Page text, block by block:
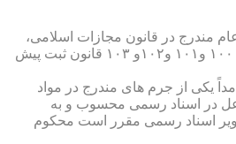
مندرج در قانون مجازات اسلامی،
مقررات خاصی نیز در مواد ۱۰۰ و۱۰۱ و۱۰۲و ۱۰۳ قانون ثبت پیش
یکی از جرم های مندرج در مواد
در اسناد رسمی محسوب و به
اسناد رسمی مقرر است محکوم